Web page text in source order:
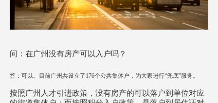
问：在广州没有房产可以入户吗？
答：可以。目前广州共设立了176个公共集体户，为大家进行“兜底”服务。
按照广州人才引进政策，没有房产的可以落户到单位对应